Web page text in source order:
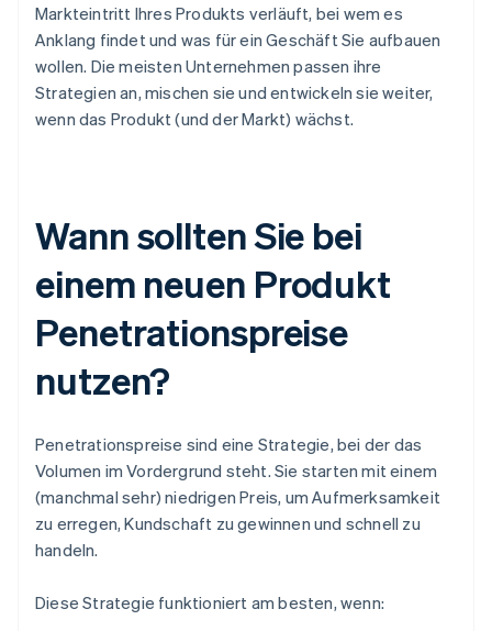
Markteintritt Ihres Produkts verläuft, bei wem es
Anklang findet und was für ein Geschäft Sie aufbauen
wollen. Die meisten Unternehmen passen ihre
Strategien an, mischen sie und entwickeln sie weiter,
wenn das Produkt (und der Markt) wächst.
Wann sollten Sie bei
einem neuen Produkt
Penetrationspreise
nutzen?
Penetrationspreise sind eine Strategie, bei der das
Volumen im Vordergrund steht. Sie starten mit einem
(manchmal sehr) niedrigen Preis, um Aufmerksamkeit
zu erregen, Kundschaft zu gewinnen und schnell zu
handeln.
Diese Strategie funktioniert am besten, wenn: